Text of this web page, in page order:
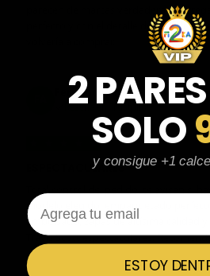
parecen de marcas verdaderas.
perfecto y con el detalle de los
Fernando Aranda Morales
Reseña en Trustpilot
★
ESPECTACULARES
modelo elegido, empaquetado
embolsado, zapas de altísima calidad y
Travis Scott espectaculares.
2
SOLO
y consigue +1
Email
ESTOY